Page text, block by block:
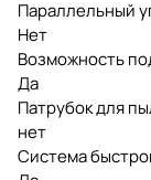
Параллельный
Нет
Возможность
Да
Патрубок для
нет
Система